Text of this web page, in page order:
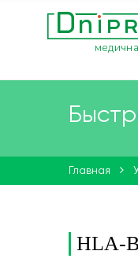
Главная
HLA-